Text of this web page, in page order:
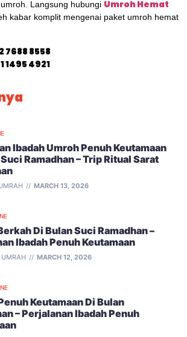
Langsung hubungi Umroh Hemat
kabar komplit mengenai paket umroh hemat
7688 8558
1495 4921
Ibadah Umroh Penuh Keutamaan
Ramadhan – Trip Ritual Sarat
MARCH 13, 2026
Di Bulan Suci Ramadhan –
Ibadah Penuh Keutamaan
MARCH 12, 2026
Keutamaan Di Bulan
– Perjalanan Ibadah Penuh